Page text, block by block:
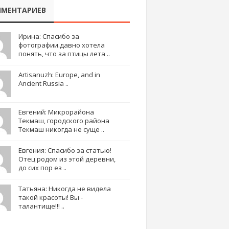
Ирина: Спасибо за
фотографии.давно хотела
понять, что за птицы лета ..
Artisanuzh: Europe, and in
Ancient Russia ..
Евгений: Микрорайона
Текмаш, городского района
Текмаш никогда не суще ..
Евгения: Спасибо за статью!
Отец родом из этой деревни,
до сих пор ез ..
Татьяна: Никогда не видела
такой красоты! Вы -
талантище!!! ..